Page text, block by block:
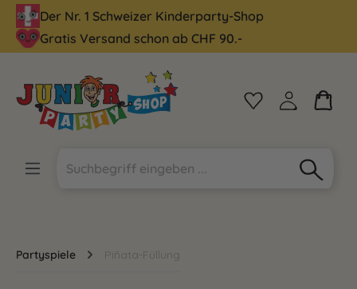
springen
Der Nr. 1 Schweizer Kinderparty-Shop
Gratis Versand schon ab CHF 90.-
Partyspiele Piñata-Füllung